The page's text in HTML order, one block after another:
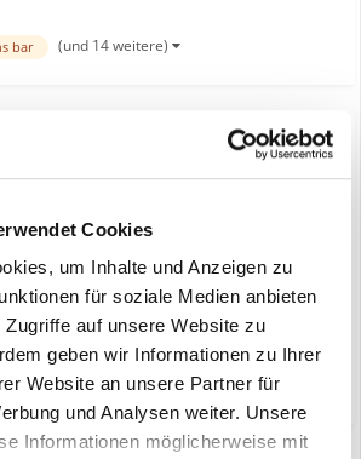
Cookies
um Inhalte und Anzeigen zu
für soziale Medien anbieten
auf unsere Website zu
geben wir Informationen zu Ihrer
Website an unsere Partner für
und Analysen weiter. Unsere
Informationen möglicherweise mit
Produktreihe und markiert einen
im Engagement von Volvo...
bar (und 14 weitere)
Bauforum24 inNews aus der
Equipment schreibt auf der Bauma
Das Unternehmen enthüllt seine
Die Präsentation umfasst eine
Produktreihe und markiert einen
im Engagement von Volvo...
bar (und 14 weitere)